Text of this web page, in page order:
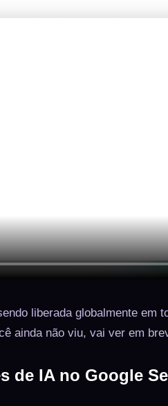
liberada globalmente em
ainda não viu, vai ver em
de IA no Google